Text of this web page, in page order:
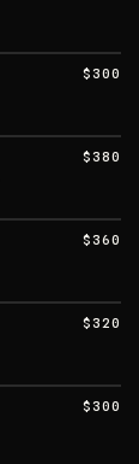
$300
$380
$360
$320
$300